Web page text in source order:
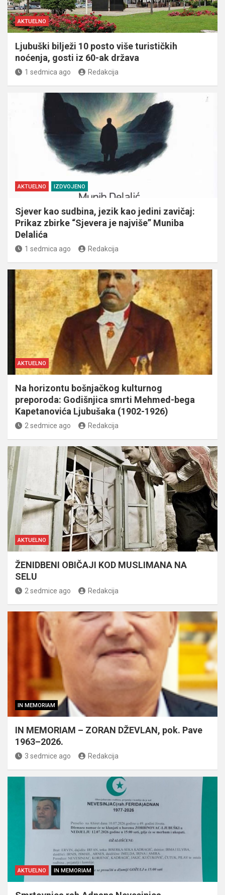
AKTUELNO
Ljubuški bilježi 10 posto više turističkih
noćenja, gosti iz 60-ak država
1 sedmica ago Redakcija
AKTUELNO IZDVOJENO
Sjever kao sudbina, jezik kao jedini zavičaj:
Prikaz zbirke “Sjevera je najviše” Muniba
Delalića
1 sedmica ago Redakcija
AKTUELNO
Na horizontu bošnjačkog kulturnog
preporoda: Godišnjica smrti Mehmed-bega
Kapetanovića Ljubušaka (1902-1926)
2 sedmice ago Redakcija
AKTUELNO
ŽENIDBENI OBIČAJI KOD MUSLIMANA NA
SELU
2 sedmice ago Redakcija
IN MEMORIAM
IN MEMORIAM – ZORAN DŽEVLAN, pok. Pave
1963–2026.
3 sedmice ago Redakcija
AKTUELNO IN MEMORIAM